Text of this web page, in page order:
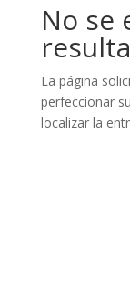
No se
La página
perfeccionar
localizar la